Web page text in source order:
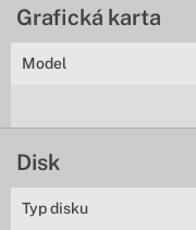
Grafická karta
Model
Disk
Typ disku